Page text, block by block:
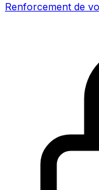
Renforcement de